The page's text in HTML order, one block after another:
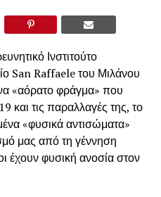
Ινστιτούτο
San Raffaele του Μιλάνου
«αόρατο φράγμα» που
και τις παραλλαγές της, το
«φυσικά αντισώματα»
μας από τη γέννηση
έχουν φυσική ανοσία στον